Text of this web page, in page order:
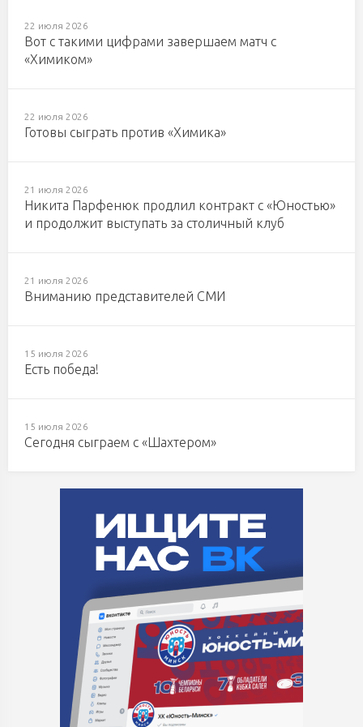
22 июля 2026
Вот с такими цифрами завершаем матч с
«Химиком»
22 июля 2026
Готовы сыграть против «Химика»
21 июля 2026
Никита Парфенюк продлил контракт с «Юностью»
и продолжит выступать за столичный клуб
21 июля 2026
Вниманию представителей СМИ
15 июля 2026
Есть победа!
15 июля 2026
Сегодня сыграем с «Шахтером»